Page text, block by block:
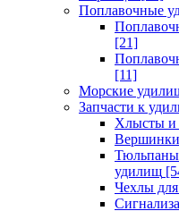
Поплавочные
[21]
[11]
Морские
Запчасти к
Хлысты и
Вершинки
Тюльпаны
удилищ
Чехлы